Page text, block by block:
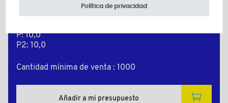
L: 20,0
P: 10,0
P2: 10,0
Cantidad mínima de venta : 1000
Añadir a mi presupuesto
Política de privacidad